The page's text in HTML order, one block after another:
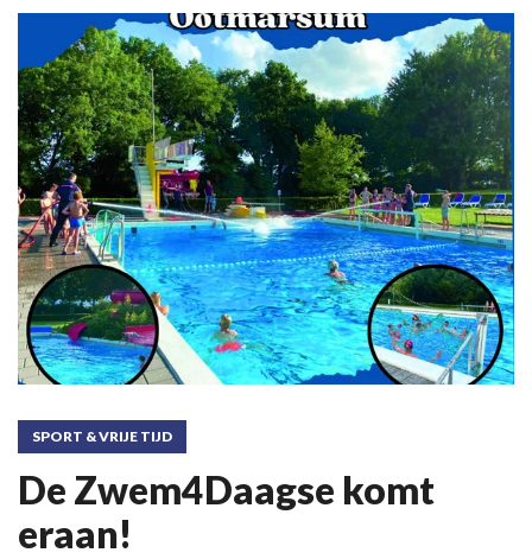
SPORT & VRIJE TIJD
De Zwem4Daagse komt
eraan!